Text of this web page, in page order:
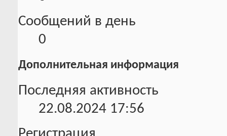
Сообщений в день
0
Дополнительная информация
Последняя активность
22.08.2024 17:56